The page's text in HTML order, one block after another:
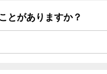
とがありますか？